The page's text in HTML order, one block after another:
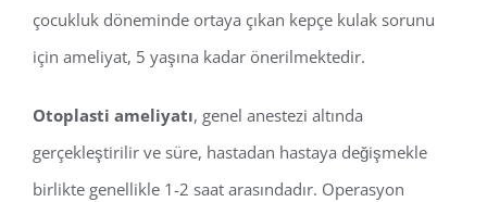
çocukluk döneminde ortaya çıkan kepçe kulak sorunu
için ameliyat, 5 yaşına kadar önerilmektedir.
Otoplasti ameliyatı, genel anestezi altında
gerçekleştirilir ve süre, hastadan hastaya değişmekle
birlikte genellikle 1-2 saat arasındadır. Operasyon